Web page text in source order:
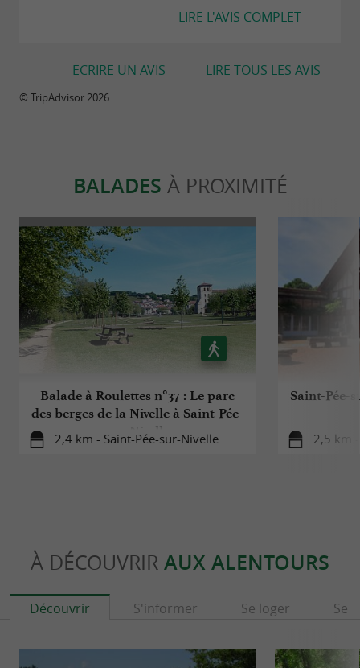
LIRE L'AVIS COMPLET
LIRE TOUS LES AVIS
ECRIRE UN AVIS
© TripAdvisor 2026
BALADES À PROXIMITÉ
Balade à Roulettes n°37 : Le parc
des berges de la Nivelle à Saint-Pée-
sur-Nivelle
2,4 km - Saint-Pée-sur-Nivelle
Saint-Pée-
2,5 km
À DÉCOUVRIR AUX ALENTOURS
Découvrir S'informer Se loger Se